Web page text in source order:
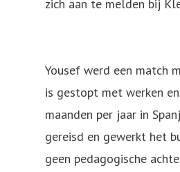
zich aan te melden bij
Yousef werd een match
is gestopt met werken
maanden per jaar in
gereisd en gewerkt het
geen pedagogische